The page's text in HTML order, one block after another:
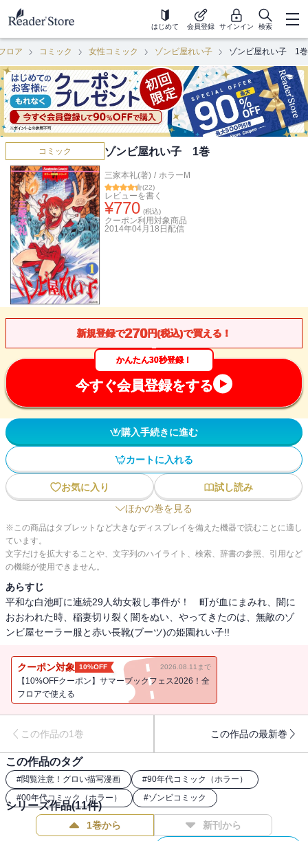
はじめて 会員登録 サインイン 検索
ロア コミック 女性コミック ゾンビ屋れい子 ゾンビ屋れい子 1巻
コミック ゾンビ屋れい子 1巻
三家本礼(著) / ホラーM
(22)
レビューを書く
¥770 (税込)
クーポン利用対象商品
2014年04月18日 配信
新規登録で270円(税込)で買える！
かんたん30秒登録！
今すぐ会員登録をする
購入手続きに進む
カートに入れる
お気に入り
試し読み
ほかの巻を見る
※この商品はタブレットなど大きなディスプレイを備えた機器で読むことに適し
ています。
文字だけを拡大することや、文字列のハイライト、検索、辞書の参照、引用など
の機能が使用できません。
あらすじ
平和な白池町に連続29人幼女殺し事件が！ 町が血にまみれ、闇に
おおわれた時、稲妻切り裂く闇をぬい、やってきたのは、無敵のゾ
ンビ屋セーラー服と赤い長靴(ブーツ)の姫園れい子!!
クーポン対象 10%OFF 2026.08.11まで
【10%OFFクーポン】サマーブックフェス2026！全
フロアで使える
この作品の1巻 この作品の最新巻
この作品のタグ
#閲覧注意！グロい描写漫画 #90年代コミック（ホラー）
#00年代コミック（ホラー） #ゾンビコミック
シリーズ作品(11件)
1巻から 新刊から